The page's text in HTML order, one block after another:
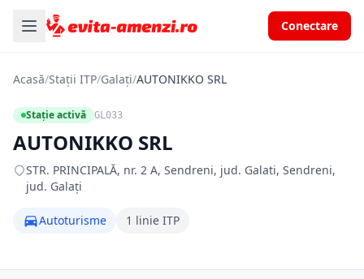
Conectare
Acasă/Stații ITP/Galați/AUTONIKKO SRL
Stație activă GL033
AUTONIKKO SRL
STR. PRINCIPALĂ, nr. 2 A, Sendreni, jud. Galati, Sendreni,
jud. Galați
Autoturisme 1 linie ITP